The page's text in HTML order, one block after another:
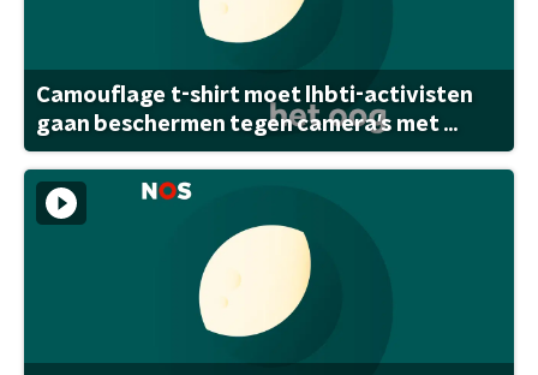
Camouflage t-shirt moet lhbti-activisten
gaan beschermen tegen camera's met ...